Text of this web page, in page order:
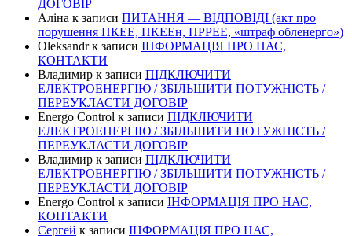
ДОГОВІР
Аліна к записи ПИТАННЯ — ВІДПОВІДІ (акт про
порушення ПКЕЕ, ПКЕЕн, ПРРЕЕ, «штраф обленерго»)
Oleksandrк записи ІНФОРМАЦІЯ ПРО НАС,
КОНТАКТИ
Владимир к записи ПІДКЛЮЧИТИ
ЕЛЕКТРОЕНЕРГІЮ / ЗБІЛЬШИТИ ПОТУЖНІСТЬ /
ПЕРЕУКЛАСТИ ДОГОВІР
Energo Control к записи ПІДКЛЮЧИТИ
ЕЛЕКТРОЕНЕРГІЮ / ЗБІЛЬШИТИ ПОТУЖНІСТЬ /
ПЕРЕУКЛАСТИ ДОГОВІР
Владимир к записи ПІДКЛЮЧИТИ
ЕЛЕКТРОЕНЕРГІЮ / ЗБІЛЬШИТИ ПОТУЖНІСТЬ /
ПЕРЕУКЛАСТИ ДОГОВІР
Energo Control к записи ІНФОРМАЦІЯ ПРО НАС,
КОНТАКТИ
Сергей к записи ІНФОРМАЦІЯ ПРО НАС,